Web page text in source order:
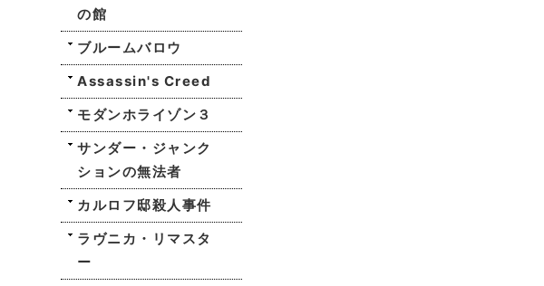
の館
ブルームバロウ
Assassin's Creed
モダンホライゾン３
サンダー・ジャンク
ションの無法者
カルロフ邸殺人事件
ラヴニカ・リマスタ
ー